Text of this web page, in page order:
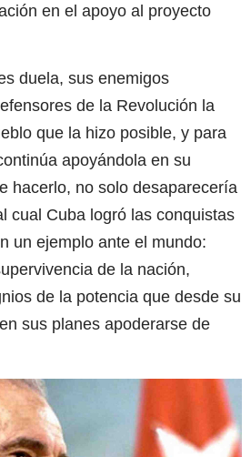
en el apoyo al proyecto
duela, sus enemigos
de la Revolución la
que la hizo posible, y para
apoyándola en su
hacerlo, no solo desaparecería
cual Cuba logró las conquistas
un ejemplo ante el mundo:
de la nación,
de la potencia que desde su
sus planes apoderarse de